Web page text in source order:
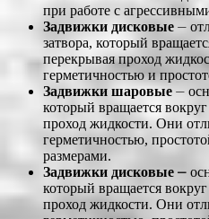
при работе с
Задвижки дисковые ⏤
затвора, который
перекрывая проход
герметичностью и
Задвижки шаровые ⏤
который вращается
проход жидкости. Они
герметичностью,
размерами.
Задвижки дисковые ⎼
который вращается
проход жидкости. Они